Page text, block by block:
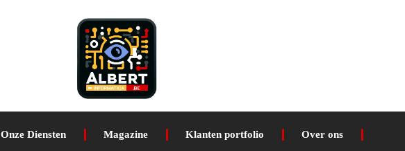
Onze Diensten Magazine Klanten portfolio Over ons